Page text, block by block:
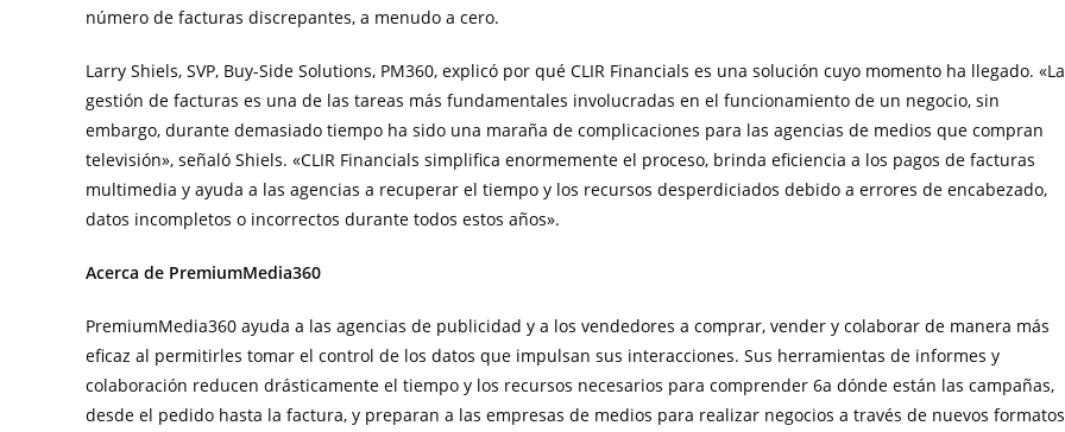
número de facturas discrepantes, a menudo a cero.
Larry Shiels, SVP, Buy-Side Solutions, PM360, explicó por qué CLIR Financials es una solución cuyo momento ha llegado. «La
gestión de facturas es una de las tareas más fundamentales involucradas en el funcionamiento de un negocio, sin
embargo, durante demasiado tiempo ha sido una maraña de complicaciones para las agencias de medios que compran
televisión», señaló Shiels. «CLIR Financials simplifica enormemente el proceso, brinda eficiencia a los pagos de facturas
multimedia y ayuda a las agencias a recuperar el tiempo y los recursos desperdiciados debido a errores de encabezado,
datos incompletos o incorrectos durante todos estos años».
Acerca de PremiumMedia360
PremiumMedia360 ayuda a las agencias de publicidad y a los vendedores a comprar, vender y colaborar de manera más
eficaz al permitirles tomar el control de los datos que impulsan sus interacciones. Sus herramientas de informes y
colaboración reducen drásticamente el tiempo y los recursos necesarios para comprender 6a dónde están las campañas,
desde el pedido hasta la factura, y preparan a las empresas de medios para realizar negocios a través de nuevos formatos